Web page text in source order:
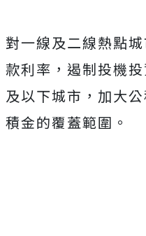
對一線及二線熱點
款利率，遏制投機
及以下城市，加大
積金的覆蓋範圍。